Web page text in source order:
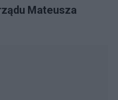
Mateusza